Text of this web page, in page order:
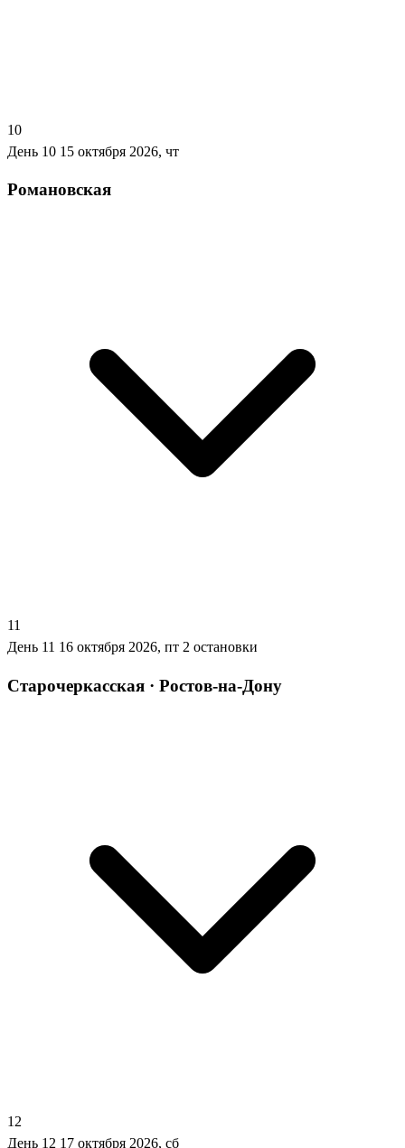
10
День 10 15 октября 2026, чт
Романовская
11
День 11 16 октября 2026, пт 2 остановки
Старочеркасская · Ростов-на-Дону
12
День 12 17 октября 2026, сб